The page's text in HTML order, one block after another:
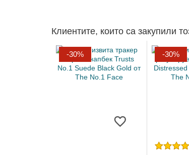
Клиентите, които са закупили
-30% -30%